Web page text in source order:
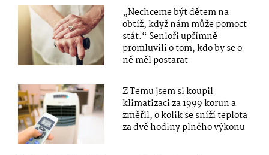
„Nechceme být dětem na
obtíž, když nám může pomoct
stát.“ Senioři upřímně
promluvili o tom, kdo by se o
ně měl postarat
Z Temu jsem si koupil
klimatizaci za 1999 korun a
změřil, o kolik se sníží teplota
za dvě hodiny plného výkonu